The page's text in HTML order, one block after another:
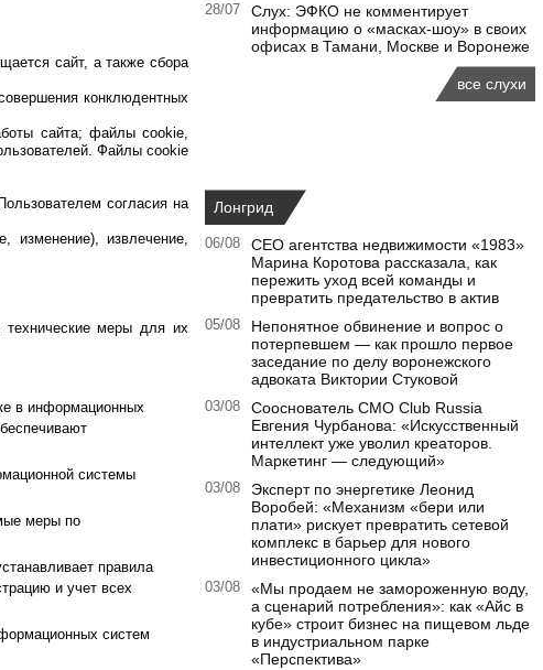
сайт, а также сбора
конклюдентных
сайта; файлы cookie,
Файлы cookie
согласия на
изменение), извлечение,
технические меры для их
в информационных
системы
меры по
правила
и учет всех
систем
28/07
Слух: ЭФКО не комментирует
информацию о «масках-шоу» в своих
офисах в Тамани, Москве и Воронеже
все слухи
Лонгрид
06/08
CEO агентства недвижимости «1983»
Марина Коротова рассказала, как
пережить уход всей команды и
превратить предательство в актив
05/08
Непонятное обвинение и вопрос о
потерпевшем — как прошло первое
заседание по делу воронежского
адвоката Виктории Стуковой
03/08
Сооснователь CMO Club Russia
Евгения Чурбанова: «Искусственный
интеллект уже уволил креаторов.
Маркетинг — следующий»
03/08
Эксперт по энергетике Леонид
Воробей: «Механизм «бери или
плати» рискует превратить сетевой
комплекс в барьер для нового
инвестиционного цикла»
03/08
«Мы продаем не замороженную воду,
а сценарий потребления»: как «Айс в
кубе» строит бизнес на пищевом льде
в индустриальном парке
«Перспектива»